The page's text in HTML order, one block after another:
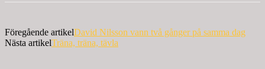
Föregående artikelDavid Nilsson vann två gånger på samma dag
Nästa artikelTräna, träna, tävla